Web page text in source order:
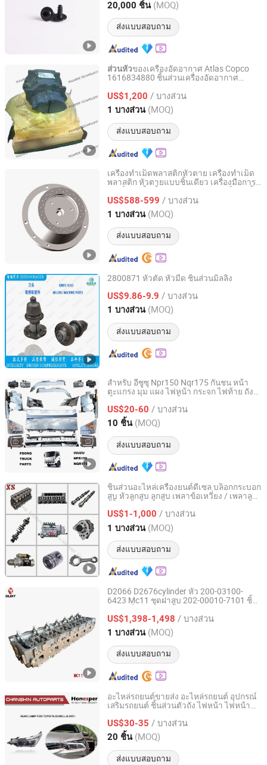
20,000 ชิ้น (MOQ)
ส่งแบบสอบถาม
Guangdong, China อัตราจาก 2026
ส่วนหัวของเครื่องอัดอากาศ Atlas Copco
1616834880 ชิ้นส่วนเครื่องอัดอากาศ
US$1,200 / บางส่วน
1 บางส่วน (MOQ)
ส่งแบบสอบถาม
WUHAN YOUNBER TECHNOLOGY CO., LTD
Hubei, China อัตราจาก 2025
เครื่องทำเม็ดพลาสติกหัวตาย เครื่องทำเม็ด
พลาสติก หัวตายแบบชิ้นเดียว เครื่องมือการ
US$588-599 / บางส่วน
1 บางส่วน (MOQ)
ส่งแบบสอบถาม
Nanjing Xinya Machinery Co., Ltd.
Jiangsu, China อัตราจาก 2023
2800871 หัวตัด หัวมีด ชิ้นส่วนมิลลิ่ง
US$9.86-9.9 / บางส่วน
1 บางส่วน (MOQ)
ส่งแบบสอบถาม
Zhihan Maoze International Trade (Jinan) Co., Ltd.
Shandong, China อัตราจาก 2025
สำหรับ อีซูซุ Npr150 Nqr175 กันชน หน้า
ตะแกรง มุม แผง ไฟหน้า กระจก ไฟท้าย ถัง
US$20-60 / บางส่วน
10 ชิ้น (MOQ)
ส่งแบบสอบถาม
Guangzhou FDong Auto Parts Co., Ltd.
Guangdong, China อัตราจาก 2021
ชิ้นส่วนอะไหล่เครื่องยนต์ดีเซล บล็อกกระบอก
สูบ หัวลูกสูบ ลูกสูบ เพลาข้อเหวี่ยง / เพลาลูก
US$1-1,000 / บางส่วน
1 บางส่วน (MOQ)
ส่งแบบสอบถาม
Xiangyang Xinsheng Power Technology Co., Ltd.
Hubei, China อัตราจาก 2017
D2066 D2676cylinder หัว 200-03100-
6423 Mc11 ชุดฝาสูบ 202-00010-7101 ชิ้น
เครื่องยนต์ ชิ้นส่วนเครื่องยนต์
US$1,398-1,498 / บางส่วน
1 บางส่วน (MOQ)
ส่งแบบสอบถาม
Hangzhou Silekt Import&Export Co., Ltd
Zhejiang, China อัตราจาก 2023
อะไหล่รถยนต์ขายส่ง อะไหล่รถยนต์ อุปกรณ์
เสริมรถยนต์ ชิ้นส่วนตัวถัง ไฟหน้า ไฟหน้า
81130-02r60 81150-02r60
US$30-35 / บางส่วน
20 ชิ้น (MOQ)
ส่งแบบสอบถาม
Chengdu Chanshin Trade Co., Ltd.
Sichuan, China อัตราจาก 2022